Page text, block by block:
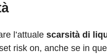
l’attuale scarsità di
risk on, anche se in